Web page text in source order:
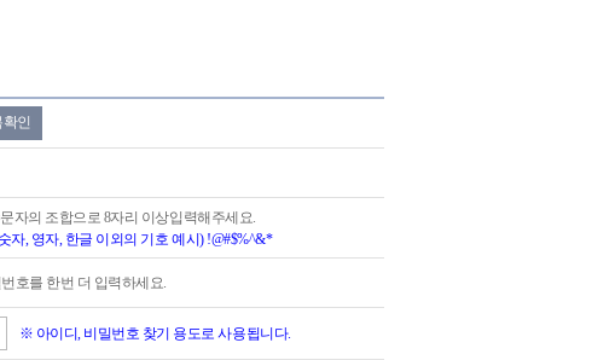
인
자의 조합으로 8자리 이상입력해주세요.
자, 영자, 한글 이외의 기호 예시) !@#$%^&*
호를 한번 더 입력하세요.
※ 아이디, 비밀번호 찾기 용도로 사용됩니다.